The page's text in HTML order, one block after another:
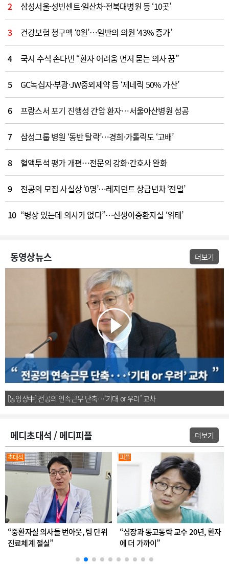
2 삼성서울·성빈센트·일산차·전북대병원 등 ‘10곳’
3 건강보험 청구액 ‘0원’…일반의 의원 ‘43% 증가’
4 국시 수석 손다빈 “환자 어려움 먼저 묻는 의사 꿈”
5 GC녹십자·부광·JW중외제약 등 ‘제네릭 50% 가산’
6 프랑스서 포기 진행성 간암 환자…서울아산병원 성공
7 삼성그룹 병원 ‘동반 탈락’…경희·가톨릭도 ‘고배’
8 혈액투석 평가 개편…전문의 강화·간호사 완화
9 전공의 모집 사실상 ‘0명’…레지던트 상급년차 ‘전멸’
10 “병상 있는데 의사가 없다”…신생아중환자실 ‘위태’
동영상뉴스 더보기
[동영상上] “의정갈등 표면적 봉합, 전공의 정체성 혼란 여전”
메디초대석 / 메디피플 더보기
초대석
“중환자실 의사들 번아웃, 팀 단위
진료체계 절실”
피플
“심장과 동고동락 교수 20년, 환자
에 더 가까이”